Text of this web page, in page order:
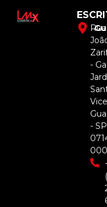
-
- SP |
000